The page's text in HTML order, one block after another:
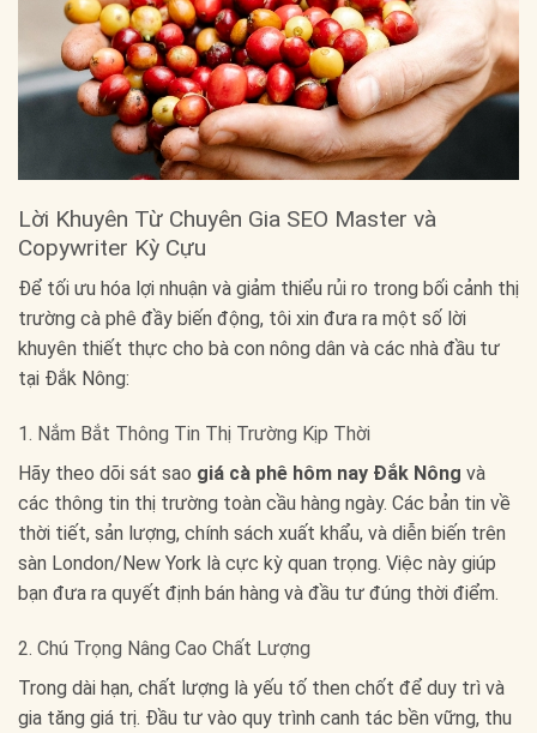
Lời Khuyên Từ Chuyên Gia SEO Master và
Copywriter Kỳ Cựu
Để tối ưu hóa lợi nhuận và giảm thiểu rủi ro trong bối cảnh thị
trường cà phê đầy biến động, tôi xin đưa ra một số lời
khuyên thiết thực cho bà con nông dân và các nhà đầu tư
tại Đắk Nông:
1. Nắm Bắt Thông Tin Thị Trường Kịp Thời
Hãy theo dõi sát sao giá cà phê hôm nay Đắk Nông và
các thông tin thị trường toàn cầu hàng ngày. Các bản tin về
thời tiết, sản lượng, chính sách xuất khẩu, và diễn biến trên
sàn London/New York là cực kỳ quan trọng. Việc này giúp
bạn đưa ra quyết định bán hàng và đầu tư đúng thời điểm.
2. Chú Trọng Nâng Cao Chất Lượng
Trong dài hạn, chất lượng là yếu tố then chốt để duy trì và
gia tăng giá trị. Đầu tư vào quy trình canh tác bền vững, thu